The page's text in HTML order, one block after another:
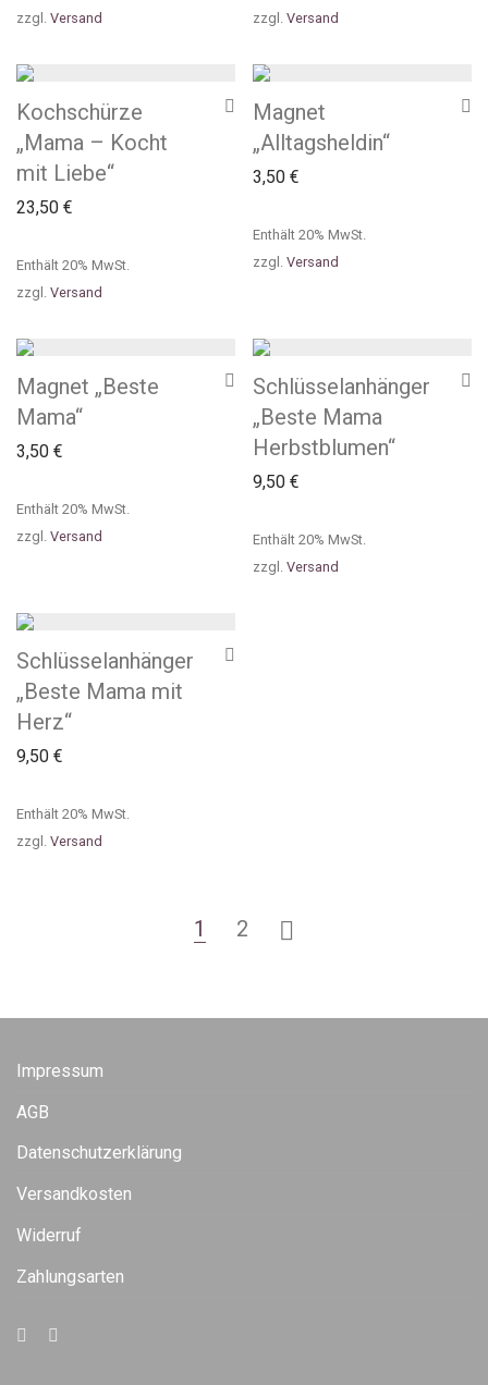
zzgl. Versand
zzgl. Versand
Kochschürze
„Mama – Kocht
mit Liebe“
23,50 €
Enthält 20% MwSt.
zzgl. Versand
Magnet
„Alltagsheldin“
3,50 €
Enthält 20% MwSt.
zzgl. Versand
Magnet „Beste
Mama“
3,50 €
Enthält 20% MwSt.
zzgl. Versand
Schlüsselanhänger
„Beste Mama
Herbstblumen“
9,50 €
Enthält 20% MwSt.
zzgl. Versand
Schlüsselanhänger
„Beste Mama mit
Herz“
9,50 €
Enthält 20% MwSt.
zzgl. Versand
1 2
Impressum
AGB
Datenschutzerklärung
Versandkosten
Widerruf
Zahlungsarten